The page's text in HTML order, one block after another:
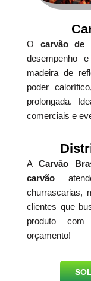
O carvão de
desempenho
madeira de
poder
prolongada.
comerciais e
ACarvão
carvão
churrascarias,
clientes que
produto
orçamento!